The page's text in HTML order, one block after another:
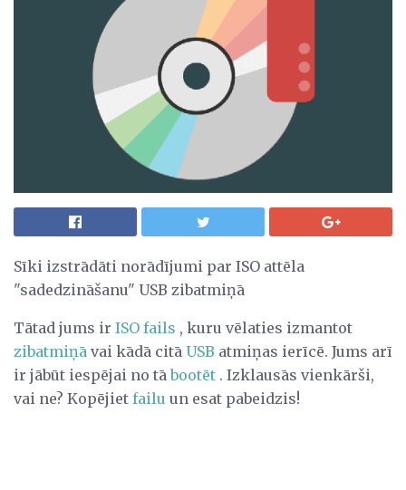
Sīki izstrādāti norādījumi par ISO attēla
"sadedzināšanu" USB zibatmiņā
Tātad jums ir ISO fails , kuru vēlaties izmantot
zibatmiņā vai kādā citā USB atmiņas ierīcē. Jums arī
ir jābūt iespējai no tābootēt . Izklausās vienkārši,
vai ne? Kopējiet failu un esat pabeidzis!